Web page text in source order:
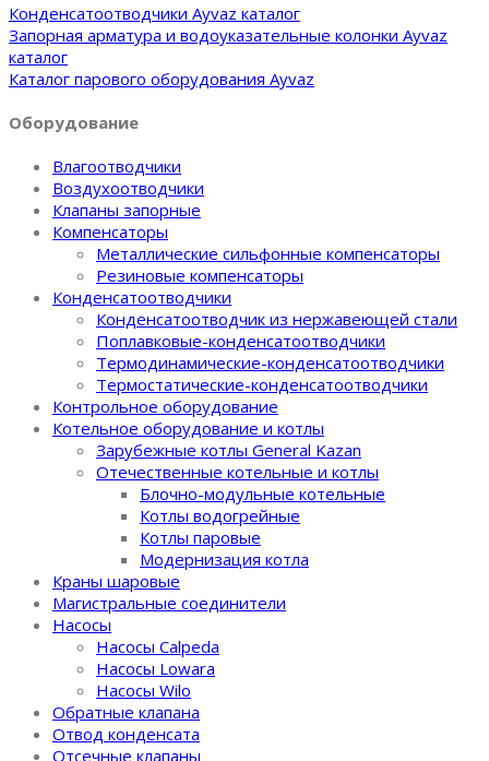
Конденсатоотводчики Ayvaz каталог
Запорная арматура и водоуказательные колонки Ayvaz
каталог
Каталог парового оборудования Ayvaz
Оборудование
Влагоотводчики
Воздухоотводчики
Клапаны запорные
Компенсаторы
Металлические сильфонные компенсаторы
Резиновые компенсаторы
Конденсатоотводчики
Конденсатоотводчик из нержавеющей стали
Поплавковые-конденсатоотводчики
Термодинамические-конденсатоотводчики
Термостатические-конденсатоотводчики
Контрольное оборудование
Котельное оборудование и котлы
Зарубежные котлы General Kazan
Отечественные котельные и котлы
Блочно-модульные котельные
Котлы водогрейные
Котлы паровые
Модернизация котла
Краны шаровые
Магистральные соединители
Насосы
Насосы Calpeda
Насосы Lowara
Насосы Wilo
Обратные клапана
Отвод конденсата
Отсечные клапаны